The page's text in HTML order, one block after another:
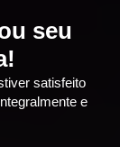
seu
satisfeito
e